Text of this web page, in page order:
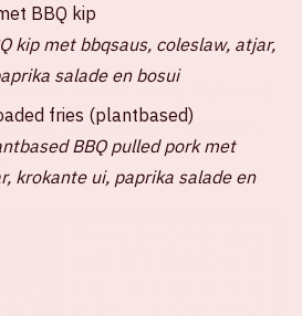
2026 treedt Harry Styles op
tijdens zijn Together,
BBQ kip
kip met bbqsaus, coleslaw, atjar,
salade en bosui
fries (plantbased)
BBQ pulled pork met
krokante ui, paprika salade en